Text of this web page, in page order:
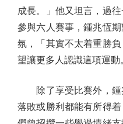
成長。」他又坦言，過
參與六人賽事，鍾兆恆
氛，「其實不太着重勝
望讓更多人認識這項運動
除了享受比賽外，鍾
落敗或勝利都能有所得